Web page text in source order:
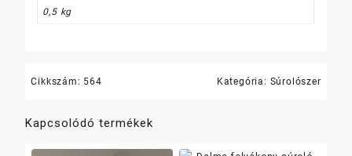
0,5 kg
Cikkszám: 564 Kategória: Súrolószer
Kapcsolódó termékek